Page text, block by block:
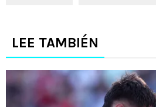
LEE TAMBIÉN